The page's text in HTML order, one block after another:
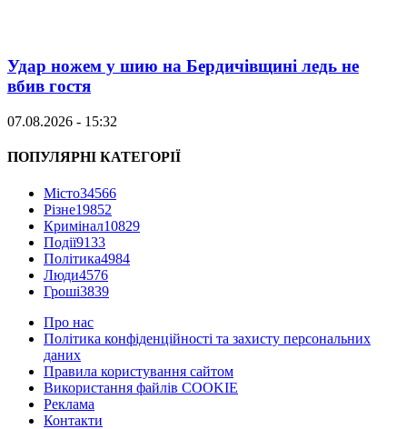
Удар ножем у шию на Бердичівщині ледь не
вбив гостя
07.08.2026 - 15:32
ПОПУЛЯРНІ КАТЕГОРІЇ
Місто34566
Різне19852
Кримінал10829
Події9133
Політика4984
Люди4576
Гроші3839
Про нас
Політика конфіденційності та захисту персональних
даних
Правила користування сайтом
Використання файлів COOKIE
Реклама
Контакти